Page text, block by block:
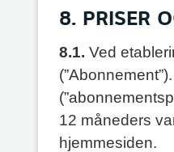
8. PRISER
8.1. Ved
12 måneders
hjemmesiden.